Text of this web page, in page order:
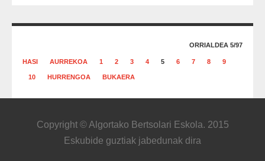
ORRIALDEA 5/97
HASI AURREKOA 1 2 3 4 5 6 7 8 9
10 HURRENGOA BUKAERA
Copyright © Algortako Bertsolari Eskola. 2015
Eskubide guztiak jabedunak dira